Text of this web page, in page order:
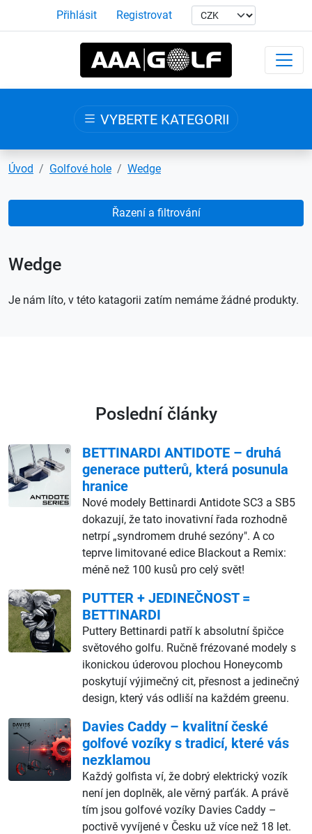
Přihlásit Registrovat
VYBERTE KATEGORII
Úvod Golfové hole Wedge
Řazení a filtrování
Wedge
Je nám líto, v této katagorii zatím nemáme žádné produkty.
Poslední články
BETTINARDI ANTIDOTE – druhá
generace putterů, která posunula
hranice
Nové modely Bettinardi Antidote SC3 a SB5
dokazují, že tato inovativní řada rozhodně
netrpí „syndromem druhé sezóny". A co
teprve limitované edice Blackout a Remix:
méně než 100 kusů pro celý svět!
PUTTER + JEDINEČNOST =
BETTINARDI
Puttery Bettinardi patří k absolutní špičce
světového golfu. Ručně frézované modely s
ikonickou úderovou plochou Honeycomb
poskytují výjimečný cit, přesnost a jedinečný
design, který vás odliší na každém greenu.
Davies Caddy – kvalitní české
golfové vozíky s tradicí, které vás
nezklamou
Každý golfista ví, že dobrý elektrický vozík
není jen doplněk, ale věrný parťák. A právě
tím jsou golfové vozíky Davies Caddy –
poctivě vyvíjené v Česku už více než 18 let.